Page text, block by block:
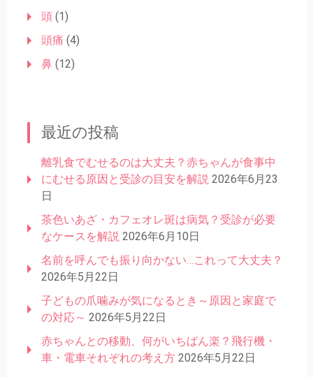
頭(1)
頭痛 (4)
鼻(12)
最近の投稿
離乳食でむせるのは大丈夫？赤ちゃんが食事中
にむせる原因と受診の目安を解説 2026年6月23
日
茶色いあざ・カフェオレ斑は病気？受診が必要
なケースを解説 2026年6月10日
名前を呼んでも振り向かない…これって大丈夫？
2026年5月22日
子どもの爪噛みが気になるとき～原因と家庭で
の対応～ 2026年5月22日
赤ちゃんとの移動、何がいちばん楽？飛行機・
車・電車それぞれの考え方 2026年5月22日